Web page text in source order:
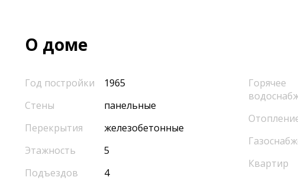
О доме
Год постройки
1965
Стены
панельные
Перекрытия
железобетонные
Этажность
5
Подъездов
4
Горячее
Квартир